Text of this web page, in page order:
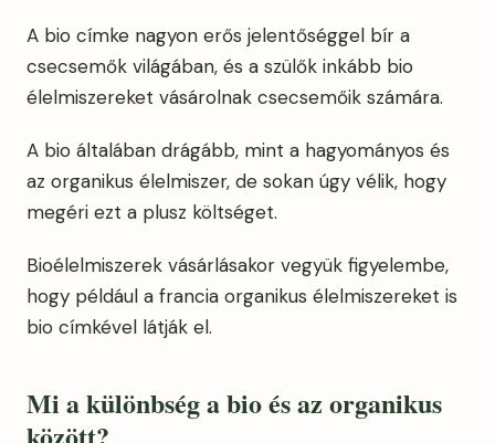
A bio címke nagyon erős jelentőséggel bír a
csecsemők világában, és a szülők inkább bio
élelmiszereket vásárolnak csecsemőik számára.
A bio általában drágább, mint a hagyományos és
az organikus élelmiszer, de sokan úgy vélik, hogy
megéri ezt a plusz költséget.
Bioélelmiszerek vásárlásakor vegyük figyelembe,
hogy például a francia organikus élelmiszereket is
bio címkével látják el.
Mi a különbség a bio és az organikus